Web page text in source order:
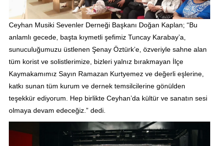
Ceyhan Musiki Sevenler Derneği Başkanı Doğan Kaplan; “Bu
anlamlı gecede, başta kıymetli şefimiz Tuncay Karabay’a,
sunuculuğumuzu üstlenen Şenay Öztürk’e, özveriyle sahne alan
tüm korist ve solistlerimize, bizleri yalnız bırakmayan İlçe
Kaymakamımız Sayın Ramazan Kurtyemez ve değerli eşlerine,
katkı sunan tüm kurum ve dernek temsilcilerine gönülden
teşekkür ediyorum. Hep birlikte Ceyhan’da kültür ve sanatın sesi
olmaya devam edeceğiz.” dedi.